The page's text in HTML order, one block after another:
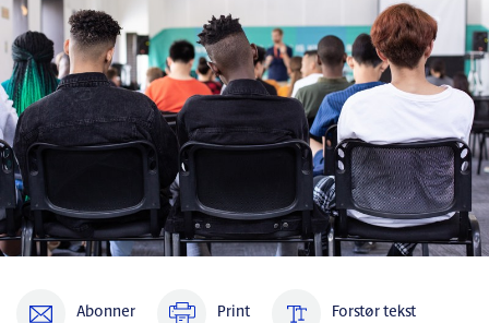
Abonner Print Forstør tekst